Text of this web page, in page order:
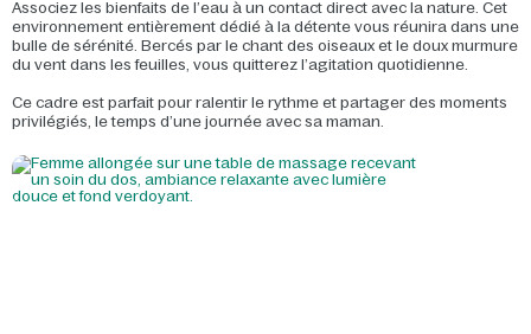
Associez les bienfaits de l’eau à un contact direct avec la nature. Cet
environnement entièrement dédié à la détente vous réunira dans une
bulle de sérénité. Bercés par le chant des oiseaux et le doux murmure
du vent dans les feuilles, vous quitterez l’agitation quotidienne.
Ce cadre est parfait pour ralentir le rythme et partager des moments
privilégiés, le temps d’une journée avec sa maman.